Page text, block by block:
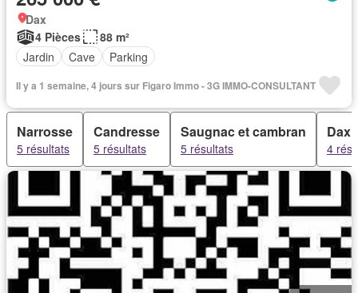
Dax
4 Pièces
88 m²
Jardin
Cave Parking
Il y a 1 semaine, 4 jours sur Figaro Immo - 3G IMMO-CONSULTANT
Narrosse
5 résultats
Candresse
5 résultats
Saugnac et cambran
5 résultats
Dax
4